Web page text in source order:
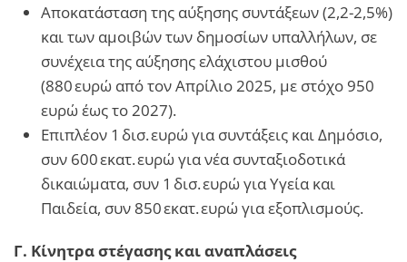
Αποκατάσταση της αύξησης συντάξεων (2,2-2,5%)
και των αμοιβών των δημοσίων υπαλλήλων, σε
συνέχεια της αύξησης ελάχιστου μισθού
(880 ευρώ από τον Απρίλιο 2025, με στόχο 950
ευρώ έως το 2027).
Επιπλέον 1 δισ. ευρώ για συντάξεις και Δημόσιο,
συν 600 εκατ. ευρώ για νέα συνταξιοδοτικά
δικαιώματα, συν 1 δισ. ευρώ για Υγεία και
Παιδεία, συν 850 εκατ. ευρώ για εξοπλισμούς.
Γ. Κίνητρα στέγασης και αναπλάσεις